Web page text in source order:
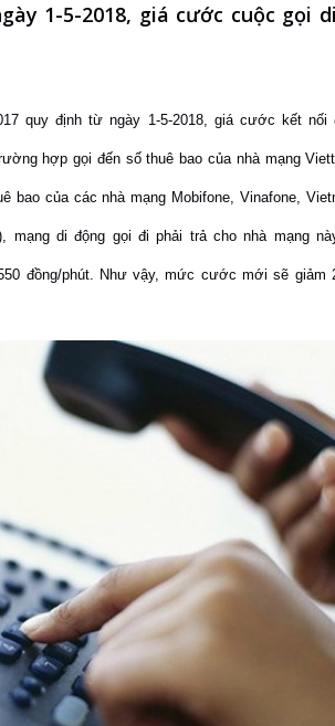
1-5-2018, giá cước cuộc gọi
quy định từ ngày 1-5-2018, giá cước kết
hợp gọi đến số thuê bao của nhà mạng
bao của các nhà mạng Mobifone, Vinafone,
di động gọi đi phải trả cho nhà mạng
đồng/phút. Như vậy, mức cước mới sẽ giảm